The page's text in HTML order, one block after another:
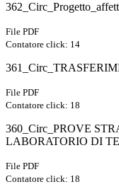
File PDF
Contatore click: 14
File PDF
Contatore click: 18
360_Circ_PROVE
LABORATORIO DI
File PDF
Contatore click: 18